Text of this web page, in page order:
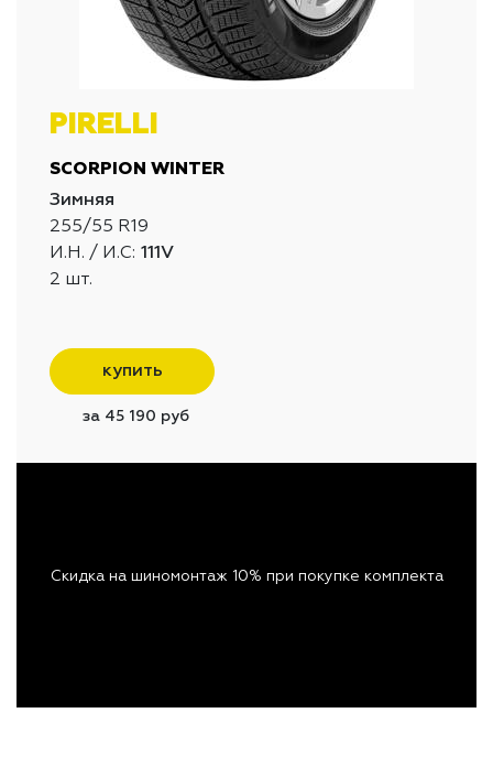
PIRELLI
SCORPION WINTER
Зимняя
255/55 R19
И.Н. / И.С: 111V
2 шт.
купить
за 45 190 руб
Скидка на шиномонтаж 10% при покупке комплекта